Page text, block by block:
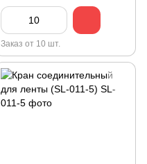
Заказ от 10 шт.